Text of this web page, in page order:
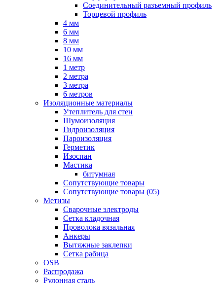
Соединительный разъемный профиль
Торцевой профиль
4 мм
6 мм
8 мм
10 мм
16 мм
1 метр
2 метра
3 метра
6 метров
Изоляционные материалы
Утеплитель для стен
Шумоизоляция
Гидроизоляция
Пароизоляция
Герметик
Изоспан
Мастика
битумная
Сопутствующие товары
Сопутствующие товары (05)
Метизы
Сварочные электроды
Сетка кладочная
Проволока вязальная
Анкеры
Вытяжные заклепки
Сетка рабица
OSB
Распродажа
Рулонная сталь